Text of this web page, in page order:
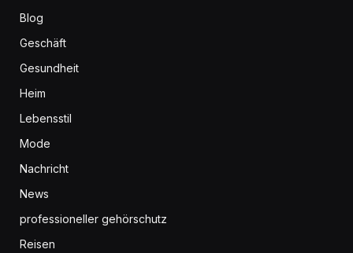
Blog
Geschäft
Gesundheit
Heim
Lebensstil
Mode
Nachricht
News
professioneller gehörschutz
Reisen